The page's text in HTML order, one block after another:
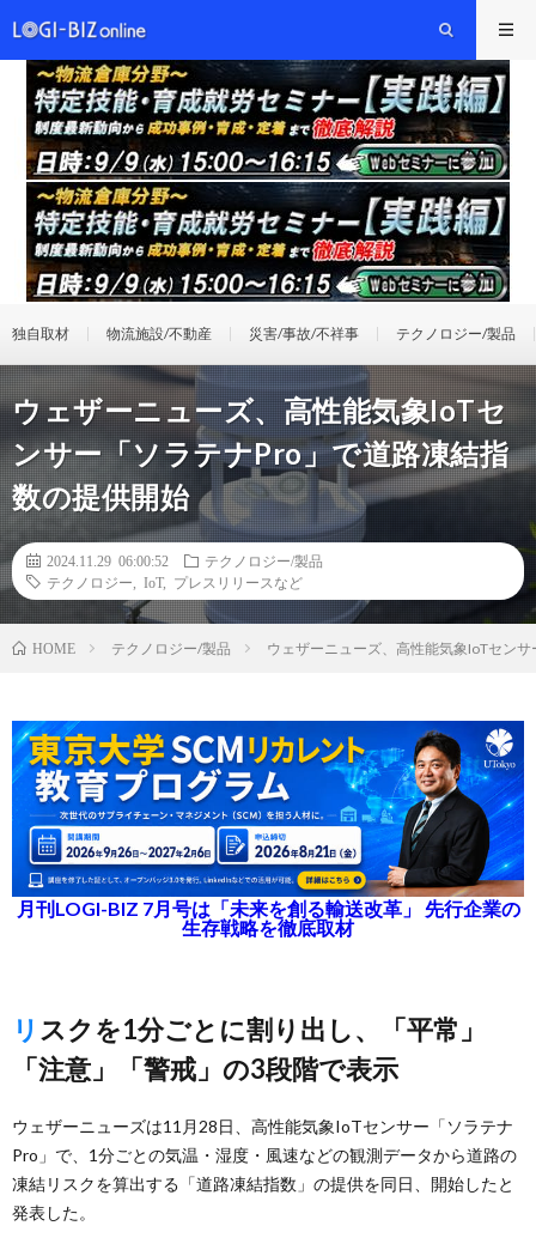
独自取材 物流施設/不動産 災害/事故/不祥事 テクノロジー/製品
ウェザーニューズ、高性能気象IoTセ
ンサー「ソラテナPro」で道路凍結指
数の提供開始
2024.11.29 06:00:52
テクノロジー/製品
テクノロジー
IoT, プレスリリースなど
HOME テクノロジー/製品 ウェザーニューズ、高性能気象IoTセン
月刊LOGI-BIZ 7月号は「未来を創る輸送改革」 先行企業の
生存戦略を徹底取材
リスクを1分ごとに割り出し、「平常」
「注意」「警戒」の3段階で表示
ウェザーニューズは11月28日、高性能気象IoTセンサー「ソラテナ
Pro」で、1分ごとの気温・湿度・風速などの観測データから道路の
凍結リスクを算出する「道路凍結指数」の提供を同日、開始したと
発表した。